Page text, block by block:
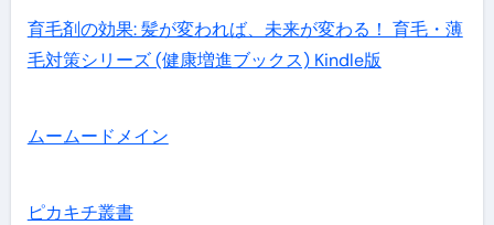
育毛剤の効果: 髪が変われば、未来が変わる！ 育毛・薄
毛対策シリーズ (健康増進ブックス) Kindle版
ムームードメイン
ピカキチ叢書